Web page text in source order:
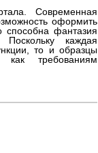
Современная
оформить
фантазия
каждая
то и образцы
как требованиям